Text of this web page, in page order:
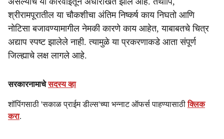
श्रीरामपूरातील या चौकशीचा अंतिम निष्कर्ष काय निघतो आणि
नोटिसा बजावण्यामागील नेमकी कारणे काय आहेत, याबाबतचे चित्र
अद्याप स्पष्ट झालेले नाही. त्यामुळे या प्रकरणाकडे आता संपूर्ण
जिल्ह्याचे लक्ष लागले आहे.
सरकारनामाचेसदस्य व्हा
शॉपिंगसाठी 'सकाळ प्राईम डील्स'च्या भन्नाट ऑफर्स पाहण्यासाठीक्लिक
करा.